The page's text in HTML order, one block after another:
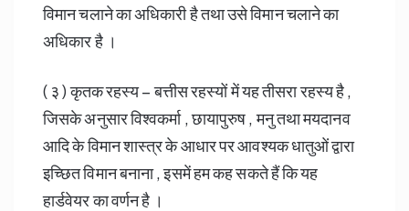
विमान चलाने का अधिकारी है तथा उसे विमान चलाने का
अधिकार है ।
( ३ ) कृतक रहस्य – बत्तीस रहस्यों में यह तीसरा रहस्य है ,
जिसके अनुसार विश्वकर्मा , छायापुरुष , मनु तथा मयदानव
आदि के विमान शास्त्र के आधार पर आवश्यक धातुओं द्वारा
इच्छित विमान बनाना , इसमें हम कह सकते हैं कि यह
हार्डवेयर का वर्णन है ।